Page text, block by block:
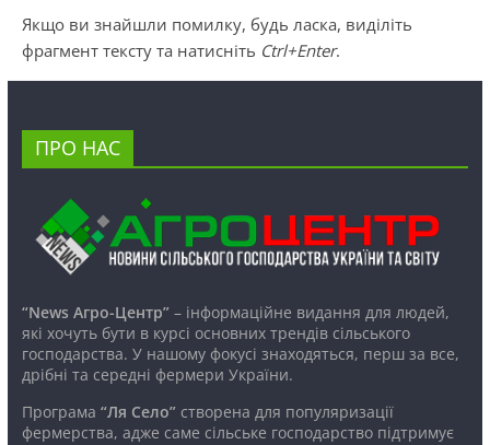
Якщо ви знайшли помилку, будь ласка, виділіть
фрагмент тексту та натисніть Ctrl+Enter.
ПРО НАС
“News Агро-Центр”– інформаційне видання для людей,
які хочуть бути в курсі основних трендів сільського
господарства. У нашому фокусі знаходяться, перш за все,
дрібні та середні фермери України.
Програма “Ля Село”створена для популяризації
фермерства, адже саме сільське господарство підтримує